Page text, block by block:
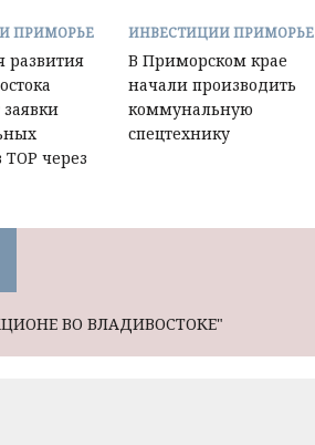
ПРИМОРЬЕ
развития
ТОР через
ИНВЕСТИЦИИ ПРИМОРЬЕ
В Приморском крае
начали производить
коммунальную
спецтехнику
ВО ВЛАДИВОСТОКЕ"